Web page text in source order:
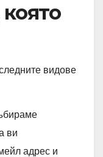
видове
ви
адрес и